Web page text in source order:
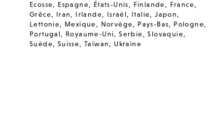
Ecosse, Espagne, États-Unis, Finlande, France,
Grêce, Iran, Irlande, Israël, Italie,Japon,
Lettonie, Mexique, Norvège, Pays-Bas, Pologne,
Portugal, Royaume-Uni,Serbie,Slovaquie,
Suède, Suisse,Taïwan, Ukraine